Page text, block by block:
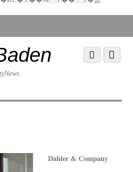
Menu
Scroll
down
Dahler & Company